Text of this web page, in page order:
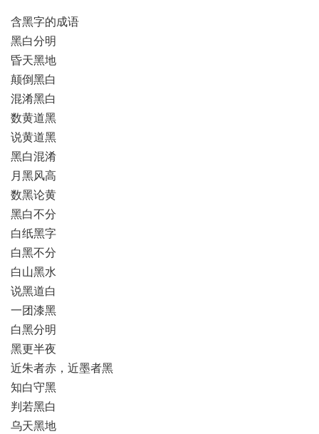
含黑字的成语
黑白分明
昏天黑地
颠倒黑白
混淆黑白
数黄道黑
说黄道黑
黑白混淆
月黑风高
数黑论黄
黑白不分
白纸黑字
白黑不分
白山黑水
说黑道白
一团漆黑
白黑分明
黑更半夜
近朱者赤，近墨者黑
知白守黑
判若黑白
乌天黑地